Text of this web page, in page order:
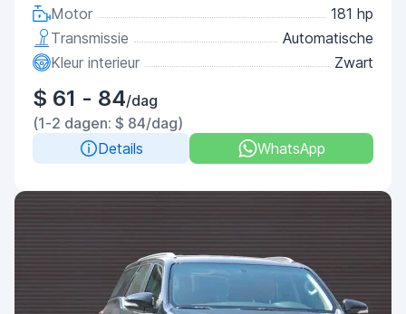
Motor
181 hp
Transmissie
Automatische
Kleur interieur
Zwart
$ 61 - 84/dag
(1-2 dagen: $ 84/dag)
Details
WhatsApp